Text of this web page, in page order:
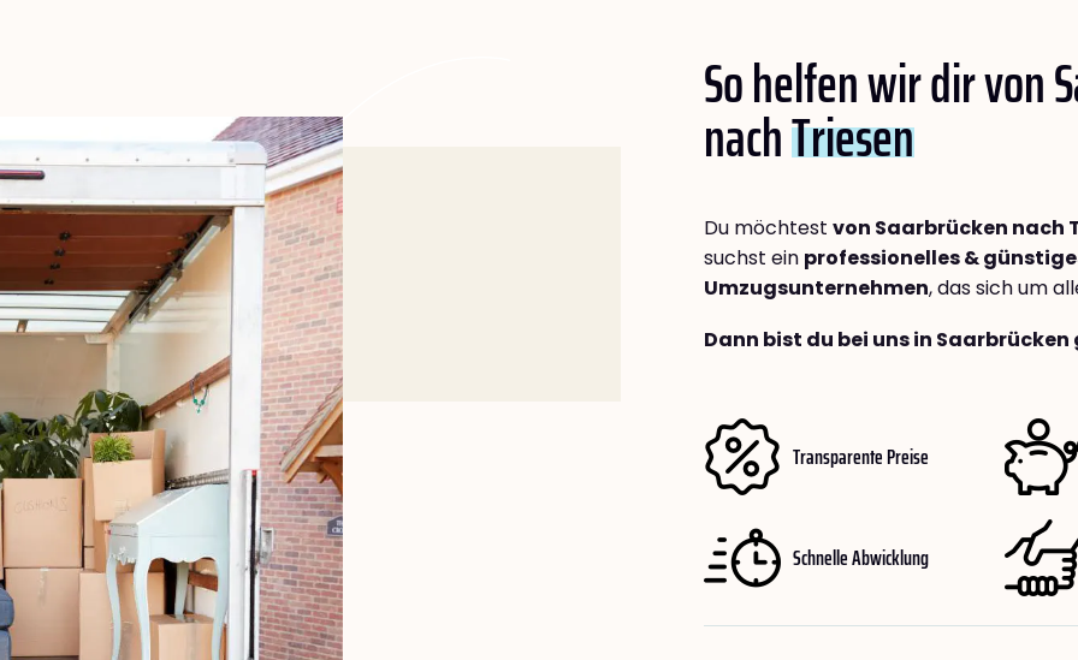
So helfen wir dir von
nachTriesen
Du möchtest von Saarbrücken nach
suchst ein professionelles &
Umzugsunternehmen, das sich um
Dann bist du bei uns in
Transparente Preise
Schnelle Abwicklung